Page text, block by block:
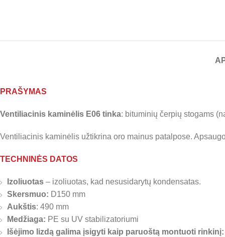
PRAŠYMAS
Ventiliacinis kaminėlis E06 tinka: bituminių čerpių stogams
Ventiliacinis kaminėlis užtikrina oro mainus patalpose.
TECHNINĖS DATOS
Izoliuotas – izoliuotas, kad nesusidarytų kondensatas.
Skersmuo: D150 mm
Aukštis: 490 mm
Medžiaga: PE su UV stabilizatoriumi
Išėjimo lizdą galima įsigyti kaip paruoštą montuoti rinkinį: